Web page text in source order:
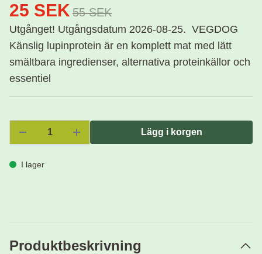
25 SEK 55 SEK
Utgånget! Utgångsdatum 2026-08-25. VEGDOG
Känslig lupinprotein är en komplett mat med lätt
smältbara ingredienser, alternativa proteinkällor och
essentiel
Lägg i korgen
I lager
Produktbeskrivning